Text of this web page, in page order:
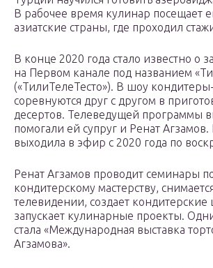
В рабочее время кулинар посещает
азиатские страны, где проходил
В конце 2020 года стало известно о
на Первом канале под названием
(«ТилиТелеТесто»). В шоу
соревнуются друг с другом в
десертов. Телеведущей программы
помогали ей супруг и Ренат
выходила в эфир с 2020 года по
Ренат Агзамов проводит семинары
кондитерскому мастерству,
телевидении, создает
запускает кулинарные проекты.
стала «Международная выставка
Агзамова».